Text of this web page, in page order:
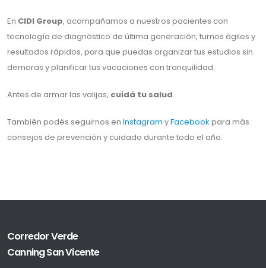
En CIDI Group, acompañamos a nuestros pacientes con
tecnología de diagnóstico de última generación, turnos ágiles y
resultados rápidos, para que puedas organizar tus estudios sin
demoras y planificar tus vacaciones con tranquilidad.
Antes de armar las valijas, cuidá tu salud.
También podés seguirnos en Instagram yFacebook para más
consejos de prevención y cuidado durante todo el año.
Corredor Verde
Canning San Vicente